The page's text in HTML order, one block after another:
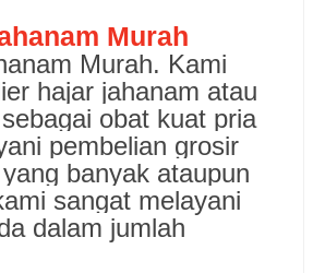
Murah
Murah. Kami
hajar jahanam atau
obat kuat pria
pembelian grosir
banyak ataupun
sangat melayani
dalam jumlah